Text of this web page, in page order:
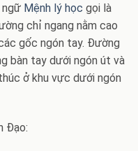
Mệnh lý học gọi là
chỉ ngang nằm cao
gốc ngón tay. Đường
bàn tay dưới ngón út và
ở khu vực dưới ngón
Đạo: